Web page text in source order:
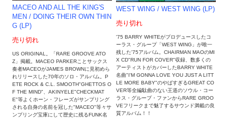
MACEO AND ALL THE KING'S
MEN / DOING THEIR OWN THIN
G (LP)
売り切れ
US ORIGINAL。「RARE GROOVE ATO
Z」掲載。MACEO PARKERことサックス
奏者MACEOがJAMES BROWNに見初めら
れリリースした70年のソロ・アルバム。P
ETE ROCK & C.L. SMOOTH"GHETTOS O
F THE MIND"、AKINYELE"CHECKMAT
E"等よくホーン・フレーズがサンプリング
される自身の名前を冠した"MACEO"等々サ
ンプリング宝庫にして歴史に残るFUNK名
WEST WING ‎/ WEST WING (LP)
売り切れ
'75 BARRY WHITEがプロデュースしたコ
ーラス・グループ「WEST WING」が唯一
残した'75アルバム。CHAIRMAN MAOのMI
X CD"RUN FOR COVER"収録、数多くの
アーティストがカバーしたBARRY WHITE
名曲"I'M GONNA LOVE YOU JUST A LITT
LE MORE BABY"のやばすぎるGREAT CO
VER等全編駄曲のない王道のソウル・コー
ラス・グループ・ファンからRARE GROO
VEフリークまで魅了するサウンド満載の良
質アルバム！！